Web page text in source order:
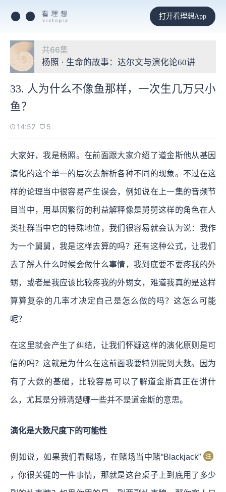
打开看理想App
共66集
杨照 · 生命的故事：达尔文与演化论60讲
33. 人为什么不像鱼那样，一次生几万只小
鱼？
14:52 5
大家好，我是杨照。在前面跟大家介绍了道金斯他从基因
演化的这个单一的层次去解析各种不同的现象。不过在这
样的论理当中很容易产生误会，例如说在上一集的音频节
目当中，用基因繁衍的利益解释像是舅舅这样的角色在人
类社群当中它的特殊地位，我们很容易就会认为说：我作
为一个舅舅，我是这样去算的吗？还有这种公式，让我们
去了解人什么时候会做什么事情，我到底要不要疼我的外
甥，或者是我应该比较疼我的外甥女，难道我真的是这样
算算复杂的几率才决定自己是怎么做的吗？这怎么可能
呢？
在这里就会产生了纠结，让我们怀疑这样的演化原则是可
信的吗？这就是为什么在这前面我要特别提到大数。因为
有了大数的基础，比较容易可以了解道金斯真正在讲什
么，尤其是分辨清楚哪一些并不是道金斯的意思。
演化是大数尺度下的可能性
例如说，如果我们看赌场，在赌场当中赌“Blackjack”
，你很关键的一件事情，那就是这台桌子上到底用了多少